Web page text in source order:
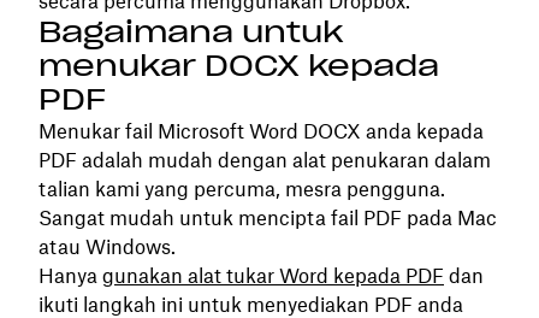
Bagaimana untuk
menukar DOCX kepada
PDF
Menukar fail Microsoft Word DOCX anda kepada
PDF adalah mudah dengan alat penukaran dalam
talian kami yang percuma, mesra pengguna.
Sangat mudah untuk mencipta fail PDF pada Mac
atau Windows.
Hanya gunakan alat tukar Word kepada PDF dan
ikuti langkah ini untuk menyediakan PDF anda